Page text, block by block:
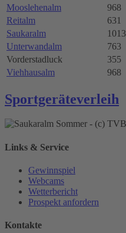
Mooslehenalm
968
Reitalm
631
Saukaralm
1013
Unterwandalm
763
Vorderstadluck
355
Viehhausalm
968
Sportgeräteverleih
Links & Service
Gewinnspiel
Webcams
Wetterbericht
Prospekt anfordern
Kontakte